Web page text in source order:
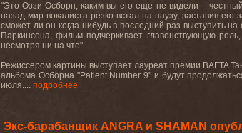
"Это Оззи Осборн, каким вы его еще не видели –
назад мир вокалиста резко встал на паузу, заставив
сможет ли он когда-нибудь в последний раз выступить
Паркинсона, фильм подчеркивает главенствующую
несмотря ни на что".
Режиссером картины выступает лауреат премии BAFTA
альбома Осборна "Patient Number 9" и будут
июля.... подробнее
Экс-барабанщик ANGRA и SHAMAN